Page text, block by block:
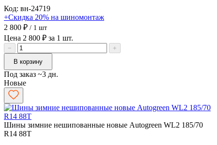
Код: вн-24719
+Скидка 20% на шиномонтаж
2 800 ₽ / 1 шт
Цена 2 800 ₽ за 1 шт.
−
+
В корзину
Под заказ ~3 дн.
Новые
Шины зимние нешипованные новые Autogreen WL2 185/70
R14 88T